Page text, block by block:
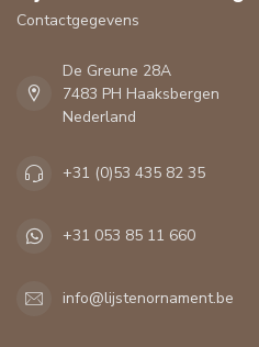
Contactgegevens
De Greune 28A
7483 PH Haaksbergen
Nederland
+31 (0)53 435 82 35
+31 053 85 11 660
info@lijstenornament.be